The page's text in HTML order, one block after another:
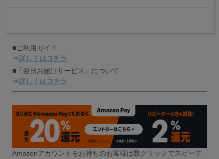
■ご利用ガイド
⇒詳しくはコチラ
■「翌日お届けサービス」について
⇒詳しくはコチラ
Amazonアカウントをお持ちのお客様は数クリックでスピーデ